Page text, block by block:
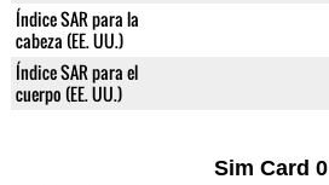
Índice SAR para la
cabeza (EE. UU.)
Índice SAR para el
cuerpo (EE. UU.)
Sim Card 0